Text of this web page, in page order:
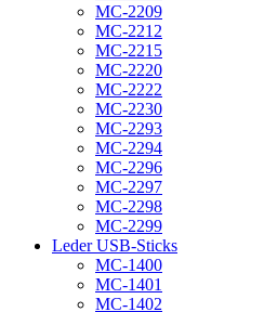
MC-2209
MC-2212
MC-2215
MC-2220
MC-2222
MC-2230
MC-2293
MC-2294
MC-2296
MC-2297
MC-2298
MC-2299
Leder USB-Sticks
MC-1400
MC-1401
MC-1402